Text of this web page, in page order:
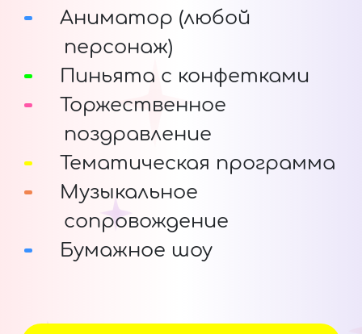
Аниматор (любой
персонаж)
Пиньята с конфетками
Торжественное
поздравление
Тематическая программа
Музыкальное
сопровождение
Бумажное шоу